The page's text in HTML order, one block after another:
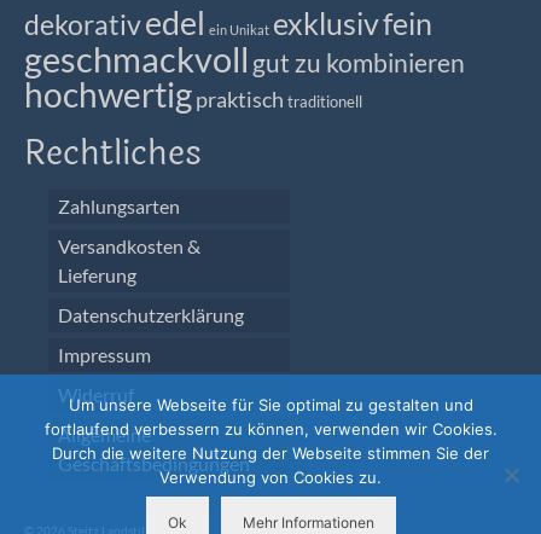
dekorativedel ein Unikat exklusivfein
geschmackvoll gut zu kombinieren
hochwertigpraktisch traditionell
Rechtliches
Zahlungsarten
Versandkosten &
Lieferung
Datenschutzerklärung
Impressum
Widerruf
Allgemeine
Geschäftsbedingungen
© 2026 Steitz Landstil
Um unsere Webseite für Sie optimal zu gestalten und
fortlaufend verbessern zu können, verwenden wir Cookies.
Durch die weitere Nutzung der Webseite stimmen Sie der
Verwendung von Cookies zu.
Ok Mehr Informationen